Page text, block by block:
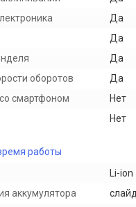
Да
Да
Да
оборотов
Да
смартфоном
Нет
Нет
работы
Li-ion
аккумулятора